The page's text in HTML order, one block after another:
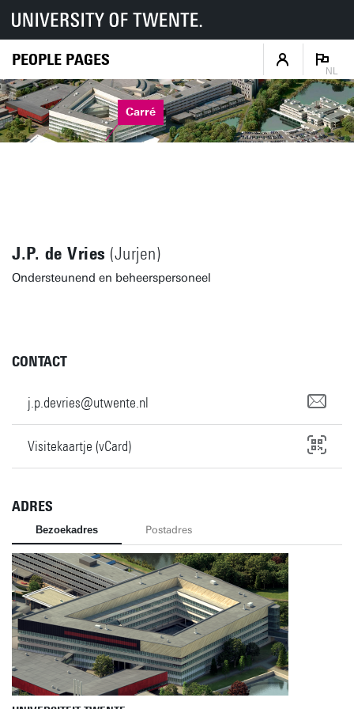
PEOPLE PAGES
NL
Carré
J.P. de Vries (Jurjen)
Ondersteunend en beheerspersoneel
CONTACT
j.p.devries@utwente.nl
Visitekaartje (vCard)
ADRES
Bezoekadres Postadres